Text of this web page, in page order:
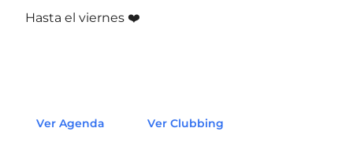
Hasta el viernes ❤️
Ver Agenda Ver Clubbing